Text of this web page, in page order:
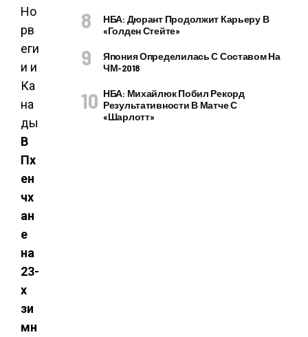
В
Пх
ен
чх
ан
е
на
23-
х
зи
мн
НБА: Дюрант Продолжит Карьеру В
«Голден Стейте»
Япония Определилась С Составом На
ЧМ-2018
НБА: Михайлюк Побил Рекорд
Результативности В Матче С
«Шарлотт»